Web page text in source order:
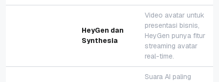
HeyGen dan
Synthesia
Video avatar untuk
presentasi bisnis,
HeyGen punya fitur
streaming avatar
real-time.
Suara AI paling